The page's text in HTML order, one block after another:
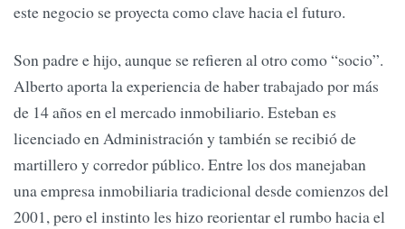
este negocio se proyecta como clave hacia el futuro.
Son padre e hijo, aunque se refieren al otro como “socio”.
Alberto aporta la experiencia de haber trabajado por más
de 14 años en el mercado inmobiliario. Esteban es
licenciado en Administración y también se recibió de
martillero y corredor público. Entre los dos manejaban
una empresa inmobiliaria tradicional desde comienzos del
2001, pero el instinto les hizo reorientar el rumbo hacia el